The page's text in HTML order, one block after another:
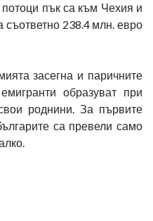
пък са към Чехия и
238.4 млн. евро
засегна и паричните
образуват при
роднини. За първите
са превели само